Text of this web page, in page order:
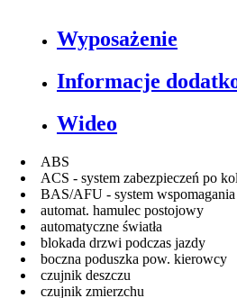
Wyposażenie
Informacje
Wideo
ABS
ACS - system zabezpieczeń po
BAS/AFU - system wspomagania
automat. hamulec postojowy
automatyczne światła
blokada drzwi podczas jazdy
boczna poduszka pow. kierowcy
czujnik deszczu
czujnik zmierzchu